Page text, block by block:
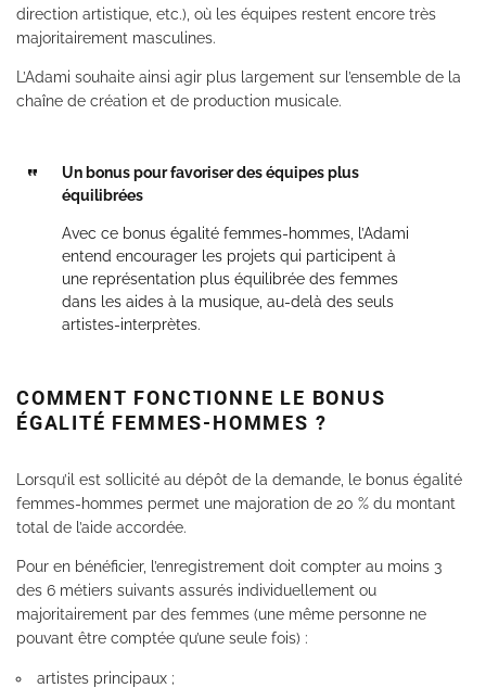
direction artistique, etc.), où les équipes restent encore très
majoritairement masculines.
L’Adami souhaite ainsi agir plus largement sur l’ensemble de la
chaîne de création et de production musicale.
Un bonus pour favoriser des équipes plus
équilibrées
Avec ce bonus égalité femmes-hommes, l’Adami
entend encourager les projets qui participent à
une représentation plus équilibrée des femmes
dans les aides à la musique, au-delà des seuls
artistes-interprètes.
COMMENT FONCTIONNE LE BONUS
ÉGALITÉ FEMMES-HOMMES ?
Lorsqu’il est sollicité au dépôt de la demande, le bonus égalité
femmes-hommes permet une majoration de 20 % du montant
total de l’aide accordée.
Pour en bénéficier, l’enregistrement doit compter au moins 3
des 6 métiers suivants assurés individuellement ou
majoritairement par des femmes (une même personne ne
pouvant être comptée qu’une seule fois) :
artistes principaux ;